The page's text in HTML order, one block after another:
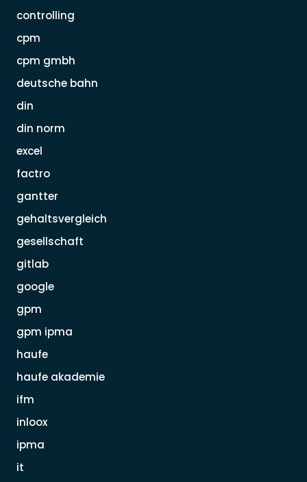
controlling
cpm
cpm gmbh
deutsche bahn
din
din norm
excel
factro
gantter
gehaltsvergleich
gesellschaft
gitlab
google
gpm
gpm ipma
haufe
haufe akademie
ifm
inloox
ipma
it